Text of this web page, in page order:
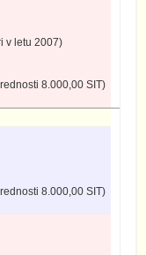
v letu 2007)
8.000,00 SIT)
8.000,00 SIT)